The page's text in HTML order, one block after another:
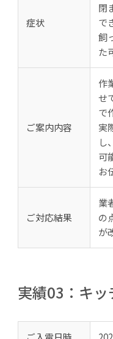
症状
閉
で
飼
た
ご案内内容
作
せ
で
実
し
可
お
ご対応結果
業
の
が
実績03：キ